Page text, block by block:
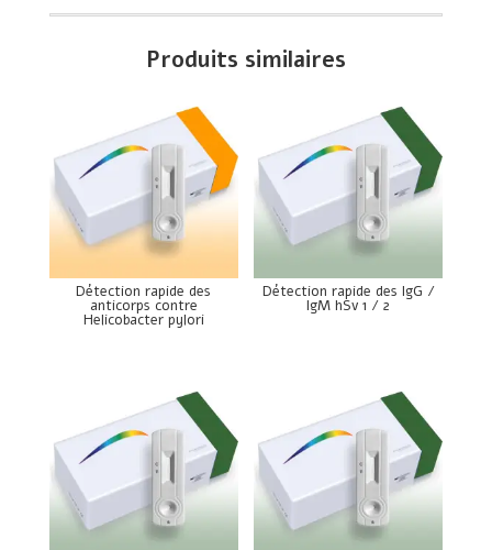
Produits similaires
Détection rapide des
anticorps contre
Helicobacter pylori
Détection rapide des IgG /
IgM hSv 1 / 2